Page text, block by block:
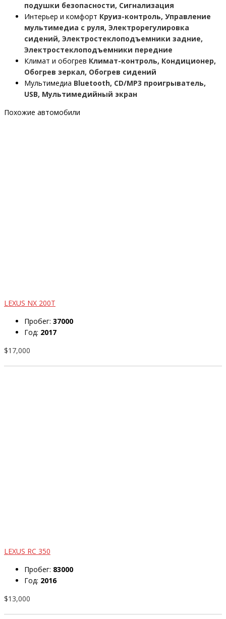
подушки безопасности, Сигнализация
Интерьер и комфорт Круиз-контроль, Управление
мультимедиа с руля, Электрорегулировка
сидений, Электростеклоподъемники задние,
Электростеклоподъемники передние
Климат и обогрев Климат-контроль, Кондиционер,
Обогрев зеркал, Обогрев сидений
Мультимедиа Bluetooth, CD/MP3 проигрыватель,
USB, Мультимедийный экран
Похожие автомобили
LEXUS NX 200T
Пробег: 37000
Год: 2017
$17,000
LEXUS RC 350
Пробег: 83000
Год: 2016
$13,000